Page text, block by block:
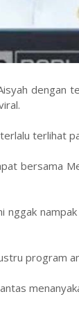
dengan
terlihat
bersama
nggak
program